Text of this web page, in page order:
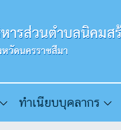
ทำเนียบบุคลากร